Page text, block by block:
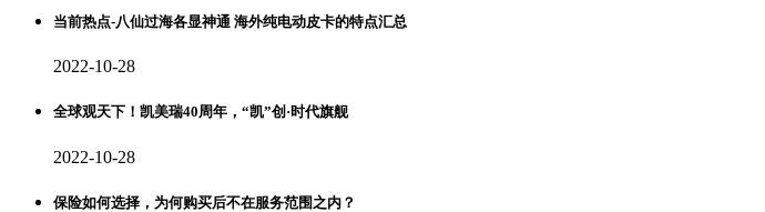
当前热点-八仙过海各显神通 海外纯电动皮卡的特点汇总
2022-10-28
全球观天下！凯美瑞40周年，“凯”创·时代旗舰
2022-10-28
保险如何选择，为何购买后不在服务范围之内？